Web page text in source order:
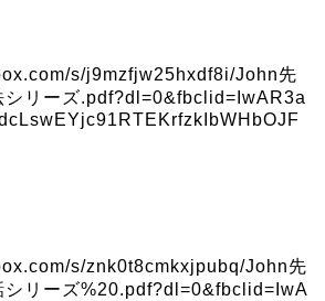
s/j9mzfjw25hxdf8i/John先
シリーズ.pdf?dl=0&fbclid=IwAR3a
s/znk0t8cmkxjpubq/John先
シリーズ%20.pdf?dl=0&fbclid=IwA